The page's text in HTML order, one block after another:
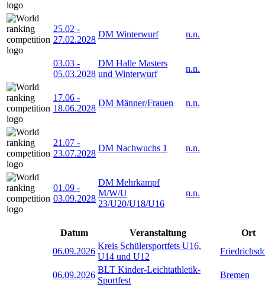
25.02 -
27.02.2028
DM Winterwurf n.n.
03.03 -
05.03.2028
DM Halle Masters
und Winterwurf
n.n.
17.06 -
18.06.2028
DM Männer/Frauen n.n.
21.07 -
23.07.2028
DM Nachwuchs 1 n.n.
01.09 -
03.09.2028
DM Mehrkampf
M/W/U
23/U20/U18/U16
n.n.
Datum Veranstaltung
Ort
06.09.2026
Kreis Schülersportfets U16,
U14 und U12
06.09.2026
BLT Kinder-Leichtathletik-
Sportfest
Bremen